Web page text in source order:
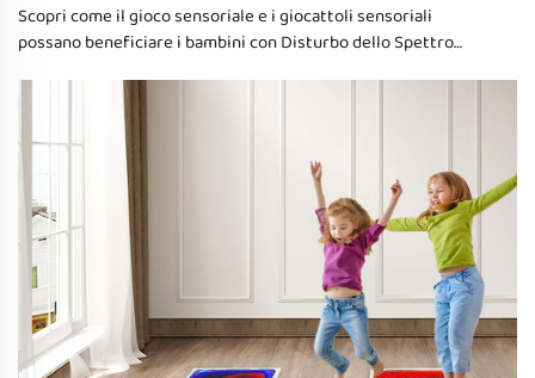
Scopri come il gioco sensoriale e i giocattoli sensoriali
possano beneficiare i bambini con Disturbo dello Spettro
motorie e l' coinvolgimento cognitivo. Esplora le
caratteristiche principali dei tappeti sensoriali e come
possano creare un ambiente rilassante per i bambini autistici.